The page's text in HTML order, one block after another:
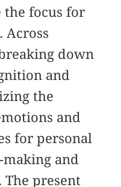
the focus for
Across
down
and
the
and
for personal
and
present